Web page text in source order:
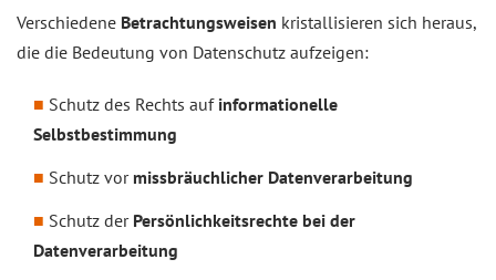
Verschiedene Betrachtungsweisen kristallisieren sich heraus,
die die Bedeutung von Datenschutz aufzeigen:
Schutz des Rechts auf informationelle
Selbstbestimmung
Schutz vor missbräuchlicher Datenverarbeitung
Schutz der Persönlichkeitsrechte bei der
Datenverarbeitung